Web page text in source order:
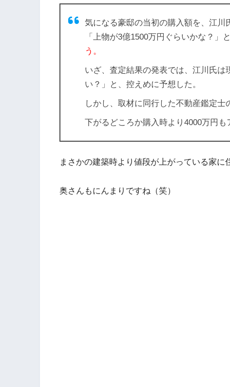
気になる豪邸の当初の購入額を、江川
「上物が3億1500万円ぐらいかな？」と
う。
いざ、査定結果の発表では、江川氏は
い？」と、控えめに予想した。
しかし、取材に同行した不動産鑑定士
下がるどころか購入時より4000万円も
まさかの建築時より値段が上がっている家に
奥さんもにんまりですね（笑）